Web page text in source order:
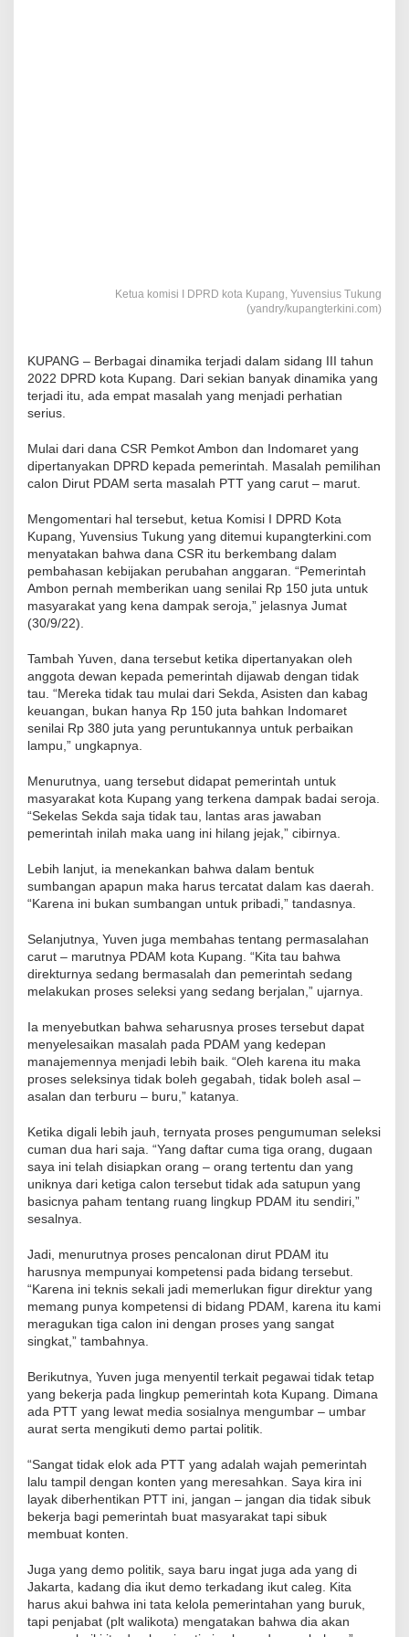
Ketua komisi I DPRD kota Kupang, Yuvensius Tukung
(yandry/kupangterkini.com)
KUPANG – Berbagai dinamika terjadi dalam sidang III tahun
2022 DPRD kota Kupang. Dari sekian banyak dinamika yang
terjadi itu, ada empat masalah yang menjadi perhatian
serius.
Mulai dari dana CSR Pemkot Ambon dan Indomaret yang
dipertanyakan DPRD kepada pemerintah. Masalah pemilihan
calon Dirut PDAM serta masalah PTT yang carut – marut.
Mengomentari hal tersebut, ketua Komisi I DPRD Kota
Kupang, Yuvensius Tukung yang ditemui kupangterkini.com
menyatakan bahwa dana CSR itu berkembang dalam
pembahasan kebijakan perubahan anggaran. “Pemerintah
Ambon pernah memberikan uang senilai Rp 150 juta untuk
masyarakat yang kena dampak seroja,” jelasnya Jumat
(30/9/22).
Tambah Yuven, dana tersebut ketika dipertanyakan oleh
anggota dewan kepada pemerintah dijawab dengan tidak
tau. “Mereka tidak tau mulai dari Sekda, Asisten dan kabag
keuangan, bukan hanya Rp 150 juta bahkan Indomaret
senilai Rp 380 juta yang peruntukannya untuk perbaikan
lampu,” ungkapnya.
Menurutnya, uang tersebut didapat pemerintah untuk
masyarakat kota Kupang yang terkena dampak badai seroja.
“Sekelas Sekda saja tidak tau, lantas aras jawaban
pemerintah inilah maka uang ini hilang jejak,” cibirnya.
Lebih lanjut, ia menekankan bahwa dalam bentuk
sumbangan apapun maka harus tercatat dalam kas daerah.
“Karena ini bukan sumbangan untuk pribadi,” tandasnya.
Selanjutnya, Yuven juga membahas tentang permasalahan
carut – marutnya PDAM kota Kupang. “Kita tau bahwa
direkturnya sedang bermasalah dan pemerintah sedang
melakukan proses seleksi yang sedang berjalan,” ujarnya.
Ia menyebutkan bahwa seharusnya proses tersebut dapat
menyelesaikan masalah pada PDAM yang kedepan
manajemennya menjadi lebih baik. “Oleh karena itu maka
proses seleksinya tidak boleh gegabah, tidak boleh asal –
asalan dan terburu – buru,” katanya.
Ketika digali lebih jauh, ternyata proses pengumuman seleksi
cuman dua hari saja. “Yang daftar cuma tiga orang, dugaan
saya ini telah disiapkan orang – orang tertentu dan yang
uniknya dari ketiga calon tersebut tidak ada satupun yang
basicnya paham tentang ruang lingkup PDAM itu sendiri,”
sesalnya.
Jadi, menurutnya proses pencalonan dirut PDAM itu
harusnya mempunyai kompetensi pada bidang tersebut.
“Karena ini teknis sekali jadi memerlukan figur direktur yang
memang punya kompetensi di bidang PDAM, karena itu kami
meragukan tiga calon ini dengan proses yang sangat
singkat,” tambahnya.
Berikutnya, Yuven juga menyentil terkait pegawai tidak tetap
yang bekerja pada lingkup pemerintah kota Kupang. Dimana
ada PTT yang lewat media sosialnya mengumbar – umbar
aurat serta mengikuti demo partai politik.
“Sangat tidak elok ada PTT yang adalah wajah pemerintah
lalu tampil dengan konten yang meresahkan. Saya kira ini
layak diberhentikan PTT ini, jangan – jangan dia tidak sibuk
bekerja bagi pemerintah buat masyarakat tapi sibuk
membuat konten.
Juga yang demo politik, saya baru ingat juga ada yang di
Jakarta, kadang dia ikut demo terkadang ikut caleg. Kita
harus akui bahwa ini tata kelola pemerintahan yang buruk,
tapi penjabat (plt walikota) mengatakan bahwa dia akan